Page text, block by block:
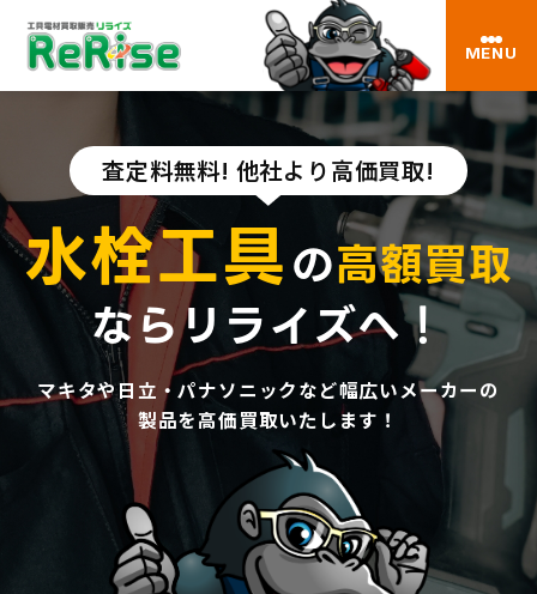
MENU
査定料無料! 他社より高価買取!
水栓工具の高額買取
ならリライズへ！
マキタや日立・パナソニックなど幅広いメーカーの
製品を高価買取いたします！